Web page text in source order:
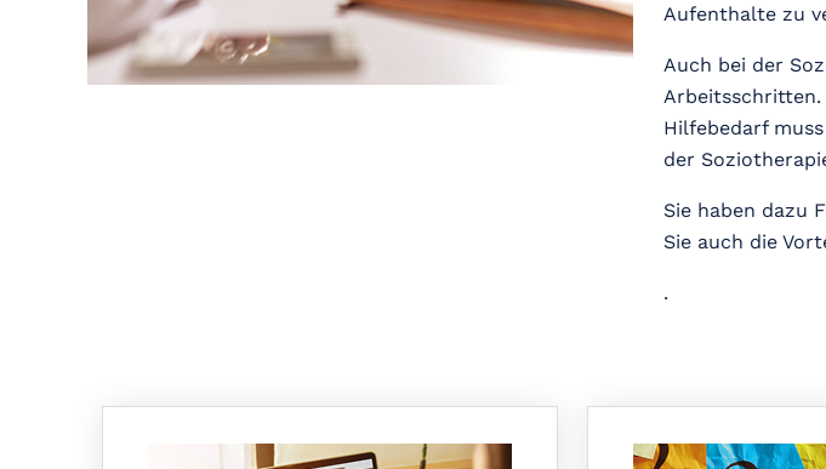
Aufenthalte zu
Auch bei der
Arbeitsschritten.
Hilfebedarf
der
Sie haben dazu
Sie auch die
.